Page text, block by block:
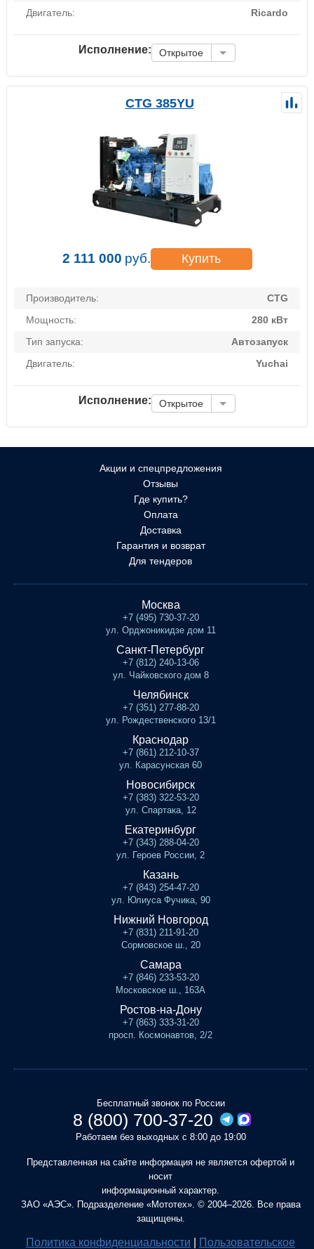
Двигатель:
Ricardo
Исполнение: Открытое
CTG 385YU
2 111 000 руб. Купить
Производитель:
CTG
Мощность:
280 кВт
Тип запуска:
Автозапуск
Двигатель:
Yuchai
Исполнение: Открытое
Акции и спецпредложения
Отзывы
Где купить?
Оплата
Доставка
Гарантия и возврат
Для тендеров
Москва
+7 (495) 730-37-20
ул. Орджоникидзе дом 11
Санкт-Петербург
+7 (812) 240-13-06
ул. Чайковского дом 8
Челябинск
+7 (351) 277-88-20
ул. Рождественского 13/1
Краснодар
+7 (861) 212-10-37
ул. Карасунская 60
Новосибирск
+7 (383) 322-53-20
ул. Спартака, 12
Екатеринбург
+7 (343) 288-04-20
ул. Героев России, 2
Казань
+7 (843) 254-47-20
ул. Юлиуса Фучика, 90
Нижний Новгород
+7 (831) 211-91-20
Сормовское ш., 20
Самара
+7 (846) 233-53-20
Московское ш., 163А
Ростов-на-Дону
+7 (863) 333-31-20
просп. Космонавтов, 2/2
Бесплатный звонок по России
8 (800) 700-37-20
Работаем без выходных с 8:00 до 19:00
Представленная на сайте информация не является офертой и
носит
информационный характер.
ЗАО «АЭС». Подразделение «Мототех». © 2004–2026. Все права
защищены.
Политика конфиденциальности Пользовательское